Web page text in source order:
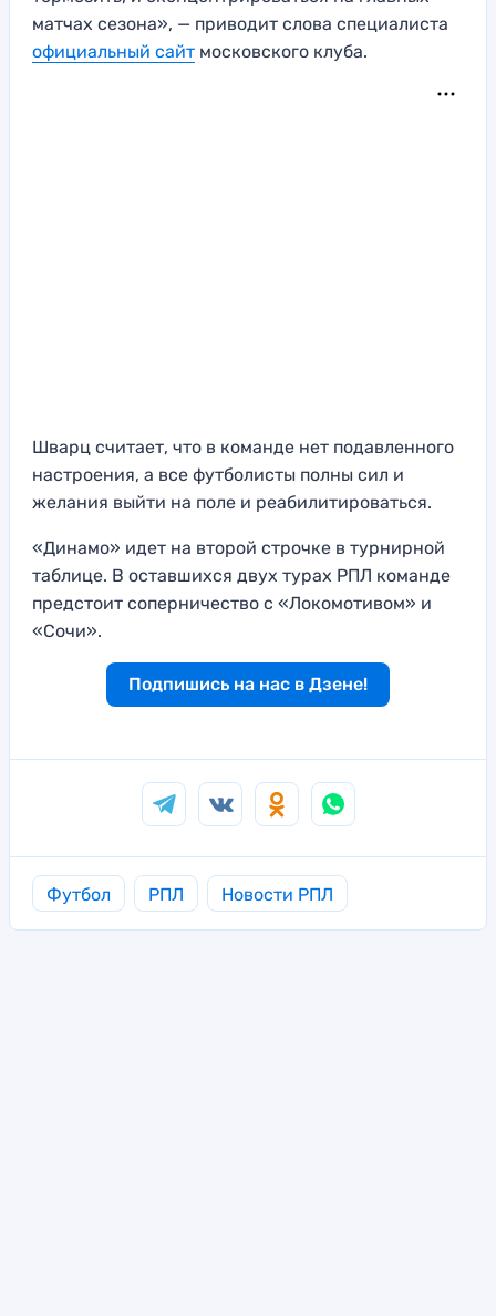
матчах сезона», — приводит слова специалиста
официальный сайт московского клуба.
Шварц считает, что в команде нет подавленного
настроения, а все футболисты полны сил и
желания выйти на поле и реабилитироваться.
«Динамо» идет на второй строчке в турнирной
таблице. В оставшихся двух турах РПЛ команде
предстоит соперничество с «Локомотивом» и
«Сочи».
Подпишись на нас в Дзене!
Футбол РПЛ Новости РПЛ